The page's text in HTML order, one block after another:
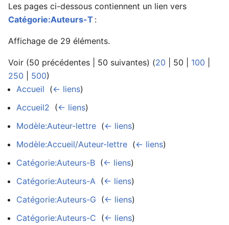
Les pages ci-dessous contiennent un lien vers
Catégorie:Auteurs-T :
Affichage de 29 éléments.
Voir (50 précédentes 50 suivantes) (20 50 100
250
500)
Accueil (← liens)
Accueil2 (← liens)
Modèle:Auteur-lettre (← liens)
Modèle:Accueil/Auteur-lettre (← liens)
Catégorie:Auteurs-B (← liens)
Catégorie:Auteurs-A (← liens)
Catégorie:Auteurs-G (← liens)
Catégorie:Auteurs-C (← liens)